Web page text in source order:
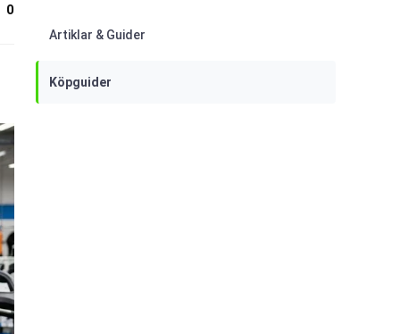
0
Artiklar & Guider
Köpguider